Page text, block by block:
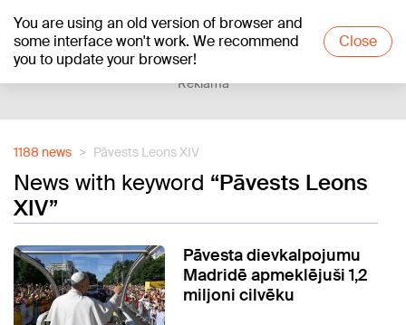
You are using an old version of browser and
some interface won't work. We recommend
you to update your browser!
Close
+18°C
Reklāma
1188 news Pāvests Leons XIV
News with keyword “Pāvests Leons
XIV”
Pāvesta dievkalpojumu
Madridē apmeklējuši 1,2
miljoni cilvēku